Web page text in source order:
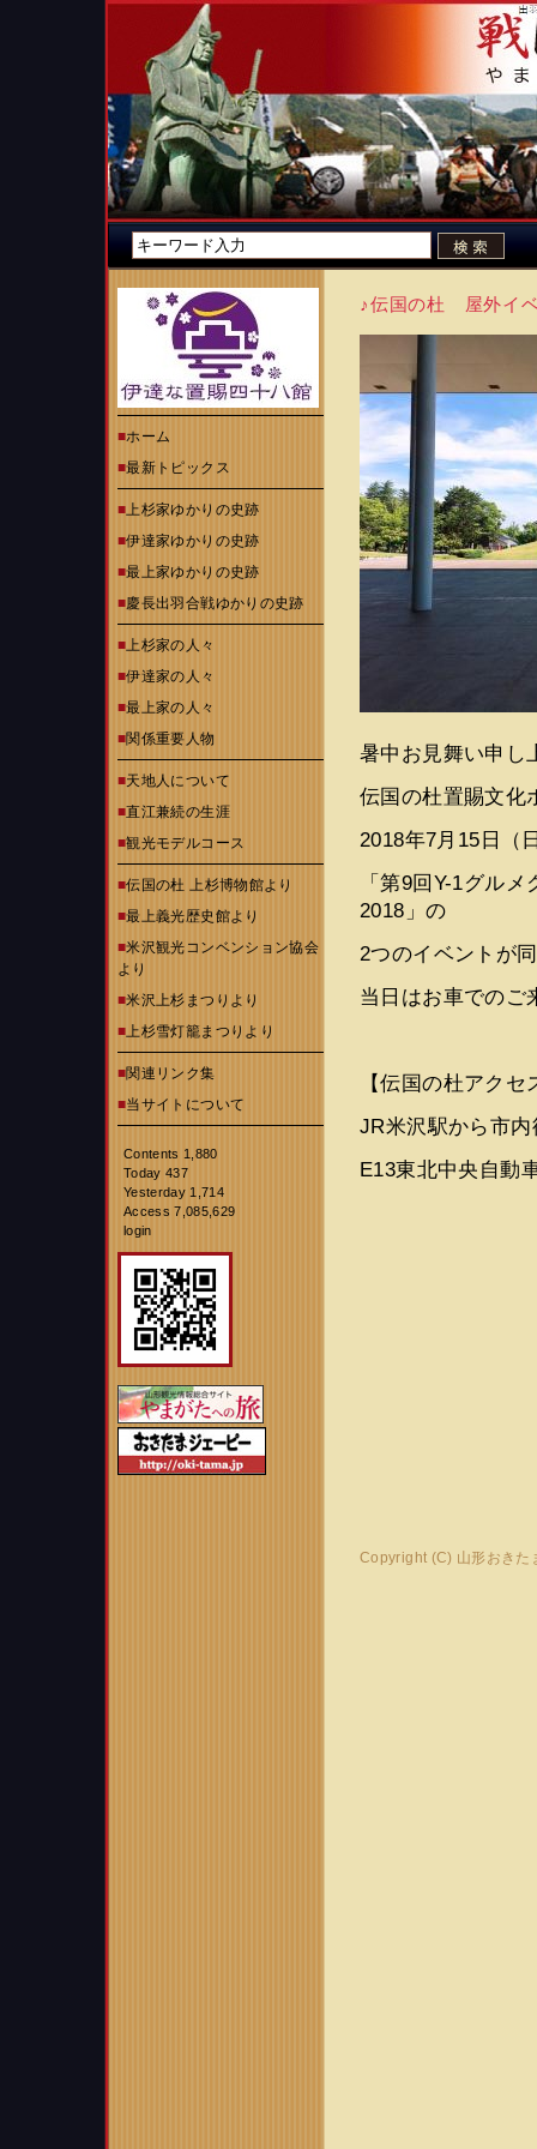
■ホーム
■最新トピックス
■上杉家ゆかりの史跡
■伊達家ゆかりの史跡
■最上家ゆかりの史跡
■慶長出羽合戦ゆかりの史跡
■上杉家の人々
■伊達家の人々
■最上家の人々
■関係重要人物
■天地人について
■直江兼続の生涯
■観光モデルコース
■伝国の杜 上杉博物館より
■最上義光歴史館より
■米沢観光コンベンション協会
より
■米沢上杉まつりより
■上杉雪灯籠まつりより
■関連リンク集
■当サイトについて
Contents 1,880
Today 437
Yesterday 1,714
Access 7,085,629
login
♪伝国の杜 屋外イ
暑中お見舞い申し
伝国の杜置賜文化
2018年7月15日（
「第9回Y-1グル
2018」の
2つのイベントが
当日はお車でのご
【伝国の杜アクセ
JR米沢駅から市
E13東北中央自動
Copyright (C) 山形おき